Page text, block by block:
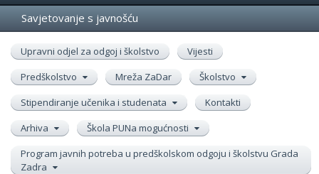
Savjetovanje s javnošću
Upravni odjel za odgoj i školstvo
Vijesti
Predškolstvo
Mreža ZaDar
Školstvo
Stipendiranje učenika i studenata
Kontakti
Arhiva
Škola PUNa mogućnosti
Program javnih potreba u predškolskom odgoju i školstvu Grada
Zadra